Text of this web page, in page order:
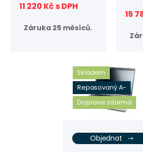
11 220 Kč s DPH
Záruka 25 měsíců.
15
Skladem
Repasovaný A-
Doprava zdarma
Objednat